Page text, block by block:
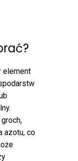
element
azotu, co